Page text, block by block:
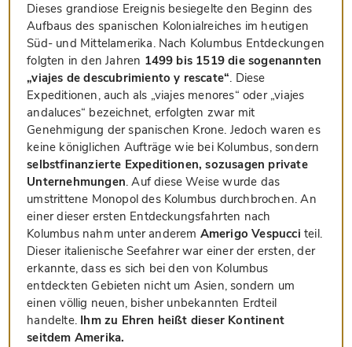
Dieses grandiose Ereignis besiegelte den Beginn des
Aufbaus des spanischen Kolonialreiches im heutigen
Süd- und Mittelamerika. Nach Kolumbus Entdeckungen
folgten in den Jahren 1499 bis 1519 die sogenannten
„viajes de descubrimiento y rescate“. Diese
Expeditionen, auch als „viajes menores“ oder „viajes
andaluces“ bezeichnet, erfolgten zwar mit
Genehmigung der spanischen Krone. Jedoch waren es
keine königlichen Aufträge wie bei Kolumbus, sondern
selbstfinanzierte Expeditionen, sozusagen private
Unternehmungen. Auf diese Weise wurde das
umstrittene Monopol des Kolumbus durchbrochen. An
einer dieser ersten Entdeckungsfahrten nach
Kolumbus nahm unter anderem Amerigo Vespucci teil.
Dieser italienische Seefahrer war einer der ersten, der
erkannte, dass es sich bei den von Kolumbus
entdeckten Gebieten nicht um Asien, sondern um
einen völlig neuen, bisher unbekannten Erdteil
handelte. Ihm zu Ehren heißt dieser Kontinent
seitdem Amerika.